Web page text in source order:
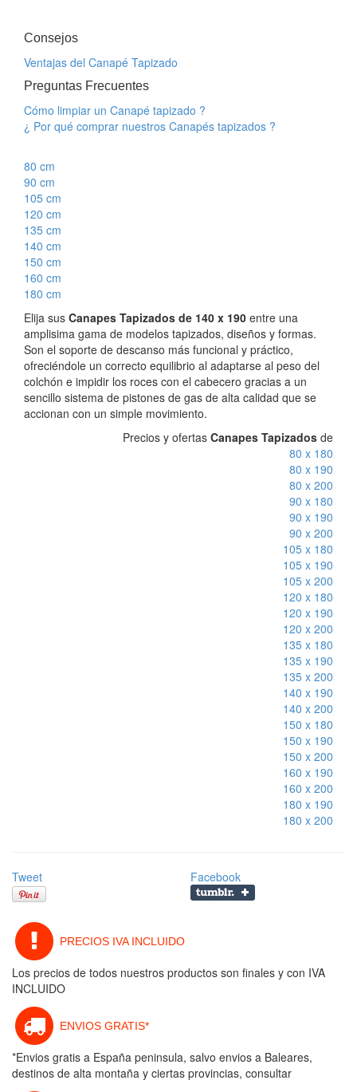
Consejos
Ventajas del Canapé Tapizado
Preguntas Frecuentes
Cómo limpiar un Canapé tapizado ?
¿ Por qué comprar nuestros Canapés tapizados ?
80 cm
90 cm
105 cm
120 cm
135 cm
140 cm
150 cm
160 cm
180 cm
Elija sus Canapes Tapizados de 140 x 190 entre una
amplisima gama de modelos tapizados, diseños y formas.
Son el soporte de descanso más funcional y práctico,
ofreciéndole un correcto equilibrio al adaptarse al peso del
colchón e impidir los roces con el cabecero gracias a un
sencillo sistema de pistones de gas de alta calidad que se
accionan con un simple movimiento.
Precios y ofertas Canapes Tapizados de
80 x 180
80 x 190
80 x 200
90 x 180
90 x 190
90 x 200
105 x 180
105 x 190
105 x 200
120 x 180
120 x 190
120 x 200
135 x 180
135 x 190
135 x 200
140 x 190
140 x 200
150 x 180
150 x 190
150 x 200
160 x 190
160 x 200
180 x 190
180 x 200
Tweet Facebook
PRECIOS IVA INCLUIDO
Los precios de todos nuestros productos son finales y con IVA
INCLUIDO
ENVIOS GRATIS*
*Envios gratis a España peninsula, salvo envios a Baleares,
destinos de alta montaña y ciertas provincias, consultar